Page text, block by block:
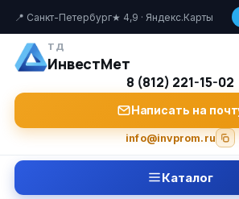
📍 Санкт-Петербург★ 4,9 · Яндекс.Карты
ТД
ИнвестМет
8 (812) 221-15-02
Написать на
info@invprom.ru
Каталог